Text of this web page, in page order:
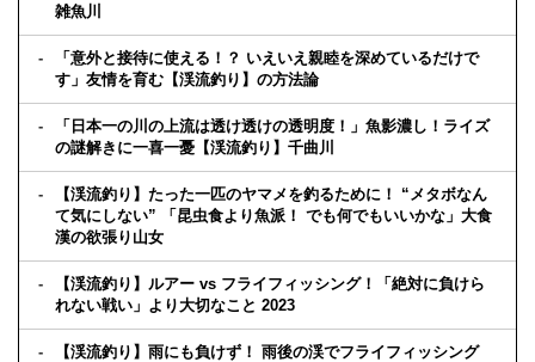
雑魚川
「意外と接待に使える！？ いえいえ親睦を深めているだけで
す」友情を育む【渓流釣り】の方法論
「日本一の川の上流は透け透けの透明度！」魚影濃し！ライズ
の謎解きに一喜一憂【渓流釣り】千曲川
【渓流釣り】たった一匹のヤマメを釣るために！ “メタボなん
て気にしない” 「昆虫食より魚派！ でも何でもいいかな」大食
漢の欲張り山女
【渓流釣り】ルアー vs フライフィッシング！「絶対に負けら
れない戦い」より大切なこと 2023
【渓流釣り】雨にも負けず！ 雨後の渓でフライフィッシング